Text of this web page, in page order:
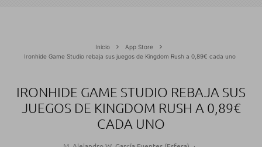
Inicio
App Store
Ironhide Game Studio rebaja sus juegos de Kingdom Rush a 0,89€ cada uno
IRONHIDE GAME STUDIO REBAJA SUS
JUEGOS DE KINGDOM RUSH A 0,89€
CADA UNO